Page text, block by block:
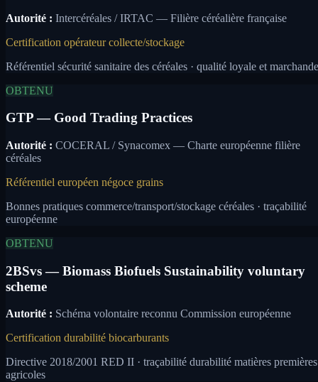
Autorité : Intercéréales / IRTAC — Filière céréalière française
Certification opérateur collecte/stockage
Référentiel sécurité sanitaire des céréales · qualité loyale et marchande
OBTENU
GTP — Good Trading Practices
Autorité : COCERAL / Synacomex — Charte européenne filière
céréales
Référentiel européen négoce grains
Bonnes pratiques commerce/transport/stockage céréales · traçabilité
européenne
OBTENU
2BSvs — Biomass Biofuels Sustainability voluntary
scheme
Autorité : Schéma volontaire reconnu Commission européenne
Certification durabilité biocarburants
Directive 2018/2001 RED II · traçabilité durabilité matières premières
agricoles